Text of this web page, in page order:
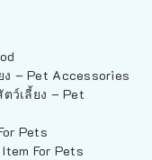
– Pet Accessories
ว์เลี้ยง – Pet
Pets
For Pets